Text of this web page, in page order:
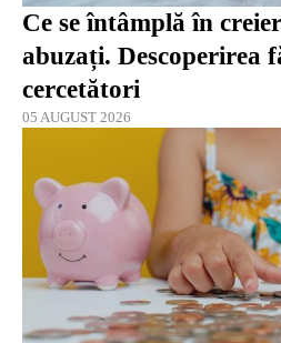
Ce se întâmplă în
abuzați. Descoperirea
cercetători
05 AUGUST 2026